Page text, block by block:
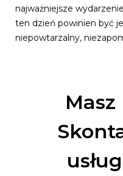
najważniejsze
ten dzień powinien być
niepowtarzalny,